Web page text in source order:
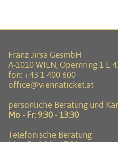
Franz Jirsa GesmbH
A-1010 WIEN, Opernring 1 E
fon: +43 1 400 600
office@viennaticket.at
persönliche Beratung und
Mo - Fr: 9:30 - 13:30
Telefonische Beratung